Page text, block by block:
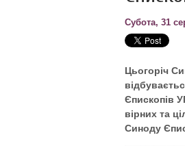
Субота, 31
Цьогоріч
Єпископів
вірних та
Синоду